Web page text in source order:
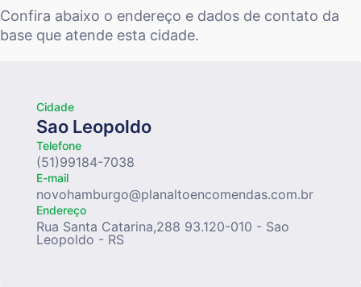
Confira abaixo o endereço e dados de contato da
base que atende esta cidade.
Cidade
Sao Leopoldo
Telefone
(51)99184-7038
E-mail
novohamburgo@planaltoencomendas.com.br
Endereço
Rua Santa Catarina,288 93.120-010 - Sao
Leopoldo - RS